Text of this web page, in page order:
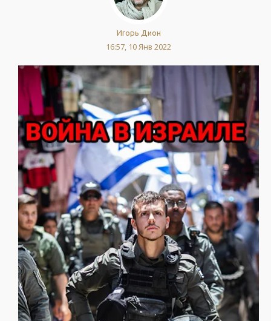
Игорь Дион
16:57, 10 Янв 2022